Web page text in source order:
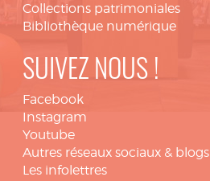
Collections patrimoniales
Bibliothèque numérique
SUIVEZ NOUS !
Facebook
Instagram
Youtube
Autres réseaux sociaux & blogs
Les infolettres